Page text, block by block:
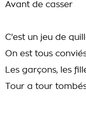
Avant de casser
C'est un jeu de
On est tous
Les garçons, les
Tour a tour